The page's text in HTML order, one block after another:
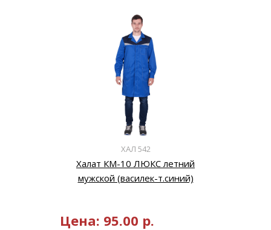
ХАЛ 542
Халат КМ-10 ЛЮКС летний
мужской (василек-т.синий)
Цена: 95.00 р.